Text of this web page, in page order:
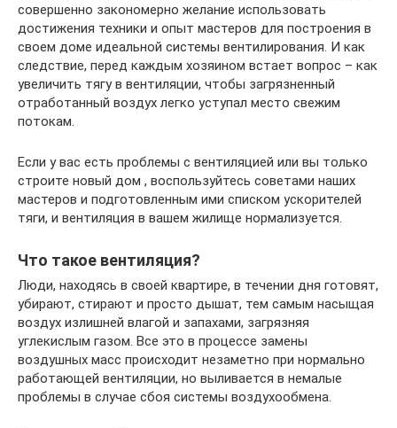
совершенно закономерно желание использовать
достижения техники и опыт мастеров для построения в
своем доме идеальной системы вентилирования. И как
следствие, перед каждым хозяином встает вопрос – как
увеличить тягу в вентиляции, чтобы загрязненный
отработанный воздух легко уступал место свежим
потокам.
Если у вас есть проблемы с вентиляцией или вы только
строите новый дом , воспользуйтесь советами наших
мастеров и подготовленным ими списком ускорителей
тяги, и вентиляция в вашем жилище нормализуется.
Что такое вентиляция?
Люди, находясь в своей квартире, в течении дня готовят,
убирают, стирают и просто дышат, тем самым насыщая
воздух излишней влагой и запахами, загрязняя
углекислым газом. Все это в процессе замены
воздушных масс происходит незаметно при нормально
работающей вентиляции, но выливается в немалые
проблемы в случае сбоя системы воздухообмена.